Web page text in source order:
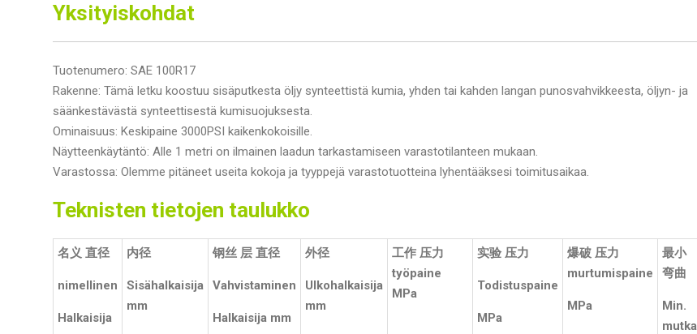
Yksityiskohdat
Tuotenumero: SAE 100R17
Rakenne: Tämä letku koostuu sisäputkesta öljy synteettistä kumia, yhden tai kahden langan punosvahvikkeesta, öljyn- ja
säänkestävästä synteettisestä kumisuojuksesta.
Ominaisuus: Keskipaine 3000PSI kaikenkokoisille.
Näytteenkäytäntö: Alle 1 metri on ilmainen laadun tarkastamiseen varastotilanteen mukaan.
Varastossa: Olemme pitäneet useita kokoja ja tyyppejä varastotuotteina lyhentääksesi toimitusaikaa.
Teknisten tietojen taulukko
名义 直径
nimellinen
Halkaisija
内径
Sisähalkaisija
mm
钢丝 层 直径
Vahvistaminen
Halkaisija mm
外径
Ulkohalkaisija
mm
工作 压力
työpaine
MPa
实验 压力
Todistuspaine
MPa
爆破 压力
murtumispaine
MPa
最小
弯曲
Min.
mutka